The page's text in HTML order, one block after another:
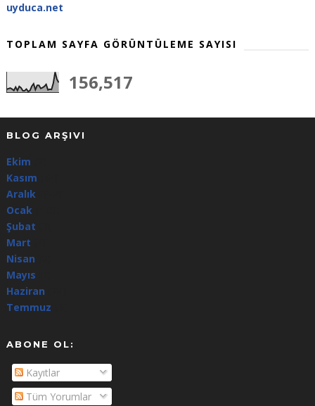
uyduca.net
TOPLAM SAYFA GÖRÜNTÜLEME SAYISI
156,517
BLOG ARŞIVI
Ekim
Kasım
Aralık(344)
Ocak(100)
Şubat
Mart
Nisan
Mayıs
Haziran
Temmuz
ABONE OL:
Kayıtlar
Tüm Yorumlar